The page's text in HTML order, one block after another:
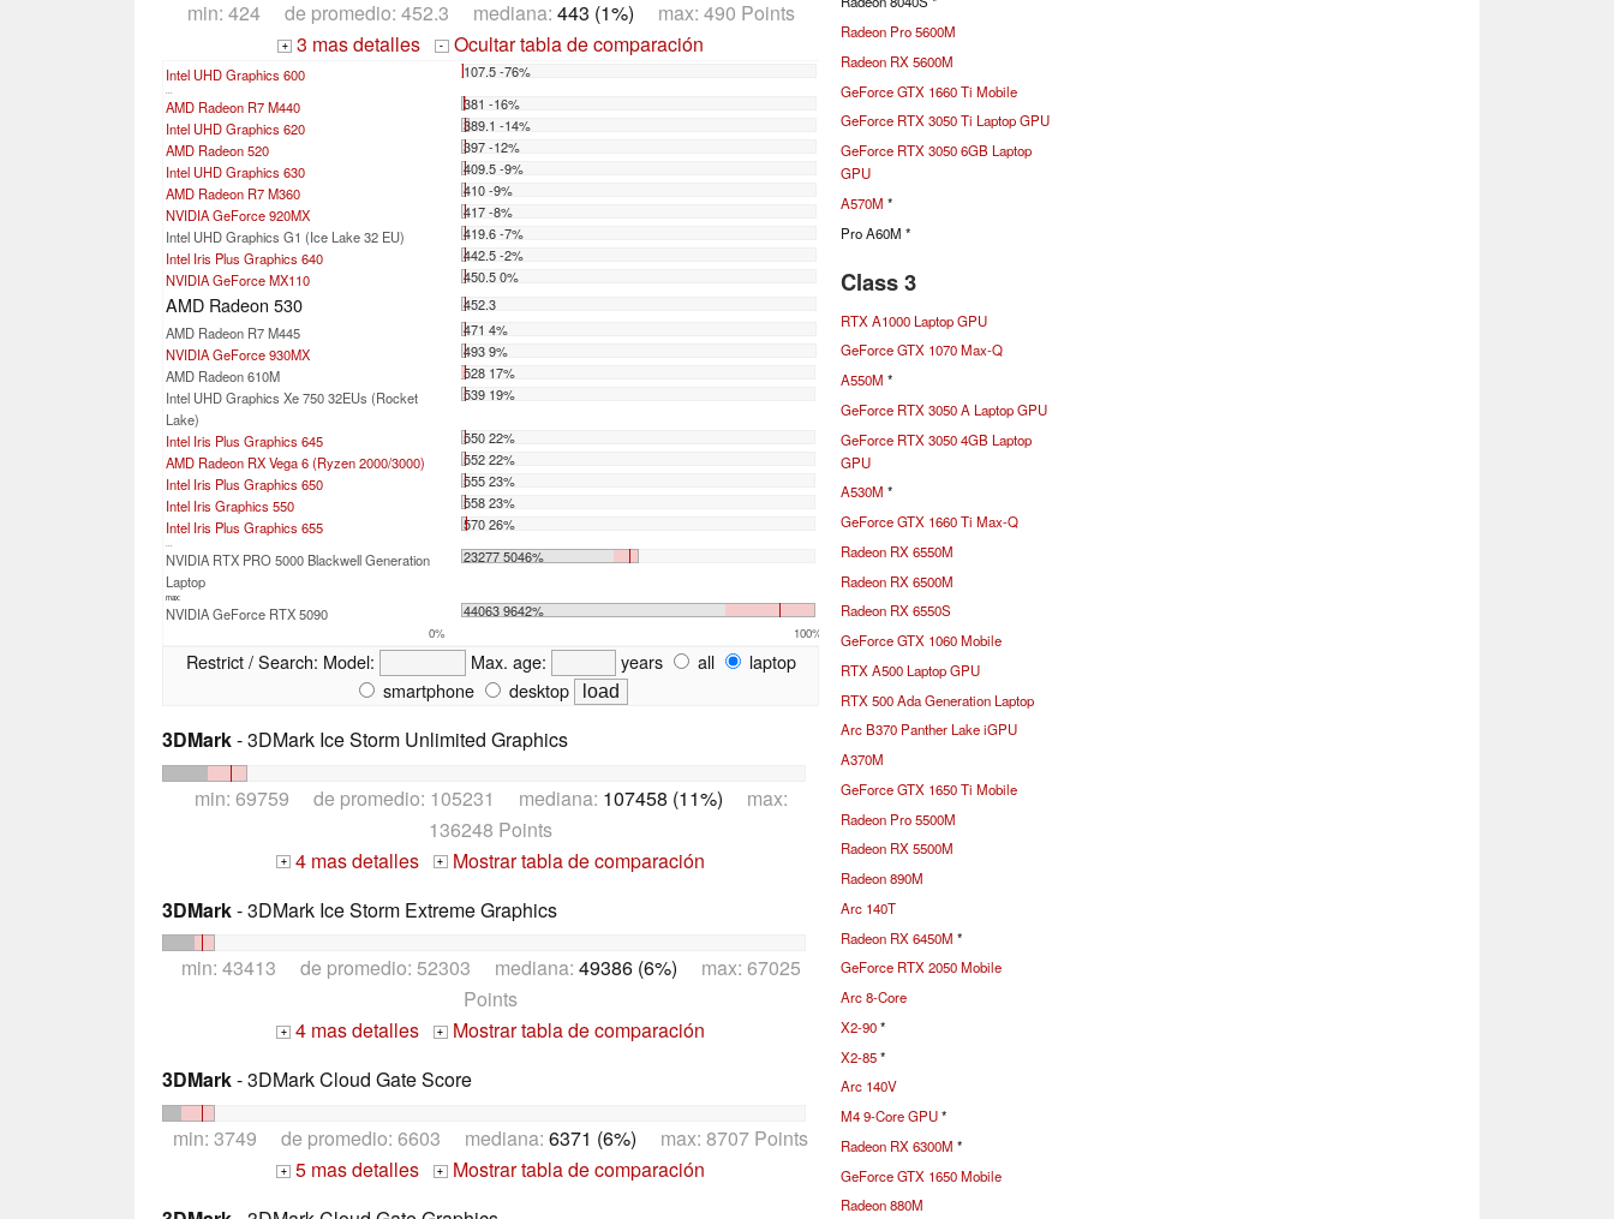
min: 424 de promedio: 452.3 mediana: 443 (1%) max: 490 Points
+ 3 mas detalles - Ocultar tabla de comparación
Intel UHD Graphics 600 107.5 -76%
AMD Radeon R7 M440
381 -16%
Intel UHD Graphics 620
389.1 -14%
AMD Radeon 520
397 -12%
Intel UHD Graphics 630
409.5 -9%
AMD Radeon R7 M360
410 -9%
NVIDIA GeForce 920MX
417 -8%
Intel UHD Graphics G1 (Ice Lake 32 EU)
419.6 -7%
Intel Iris Plus Graphics 640
442.5 -2%
NVIDIA GeForce MX110
450.5 0%
AMD Radeon 530
452.3
AMD Radeon R7 M445
471 4%
NVIDIA GeForce 930MX
493 9%
AMD Radeon 610M
528 17%
Intel UHD Graphics Xe 750 32EUs (Rocket
Lake)
539 19%
Intel Iris Plus Graphics 645
550 22%
AMD Radeon RX Vega 6 (Ryzen 2000/3000)
552 22%
Intel Iris Plus Graphics 650
555 23%
Intel Iris Graphics 550
558 23%
Intel Iris Plus Graphics 655
570 26%
NVIDIA RTX PRO 5000 Blackwell Generation
Laptop
23277 5046%
max:
NVIDIA GeForce RTX 5090 44063 9642%
0% 100%
Restrict / Search: Model: Max. age: years all
laptop
smartphone
desktop
3DMark- 3DMark Ice Storm Unlimited Graphics
min: 69759 de promedio: 105231 mediana: 107458 (11%) max:
136248 Points
+ 4 mas detalles + Mostrar tabla de comparación
3DMark- 3DMark Ice Storm Extreme Graphics
min: 43413 de promedio: 52303 mediana: 49386 (6%) max: 67025
Points
+ 4 mas detalles + Mostrar tabla de comparación
3DMark- 3DMark Cloud Gate Score
min: 3749 de promedio: 6603 mediana: 6371 (6%) max: 8707 Points
+ 5 mas detalles + Mostrar tabla de comparación
Radeon Pro 5600M
Radeon RX 5600M
GeForce GTX 1660 Ti Mobile
GeForce RTX 3050 Ti Laptop GPU
GeForce RTX 3050 6GB Laptop
GPU
A570M *
Pro A60M *
Class 3
RTX A1000 Laptop GPU
GeForce GTX 1070 Max-Q
A550M *
GeForce RTX 3050 A Laptop GPU
GeForce RTX 3050 4GB Laptop
GPU
A530M *
GeForce GTX 1660 Ti Max-Q
Radeon RX 6550M
Radeon RX 6500M
Radeon RX 6550S
GeForce GTX 1060 Mobile
RTX A500 Laptop GPU
RTX 500 Ada Generation Laptop
Arc B370 Panther Lake iGPU
A370M
GeForce GTX 1650 Ti Mobile
Radeon Pro 5500M
Radeon RX 5500M
Radeon 890M
Arc 140T
Radeon RX 6450M *
GeForce RTX 2050 Mobile
Arc 8-Core
X2-90*
X2-85*
Arc 140V
M4 9-Core GPU*
Radeon RX 6300M *
GeForce GTX 1650 Mobile
Radeon 880M